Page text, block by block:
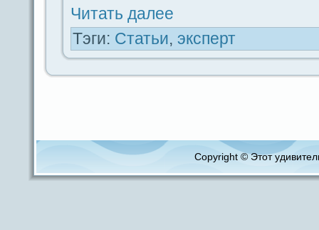
Читать дaлее
Тэги: Статьи, эксперт
Copyright © Этот